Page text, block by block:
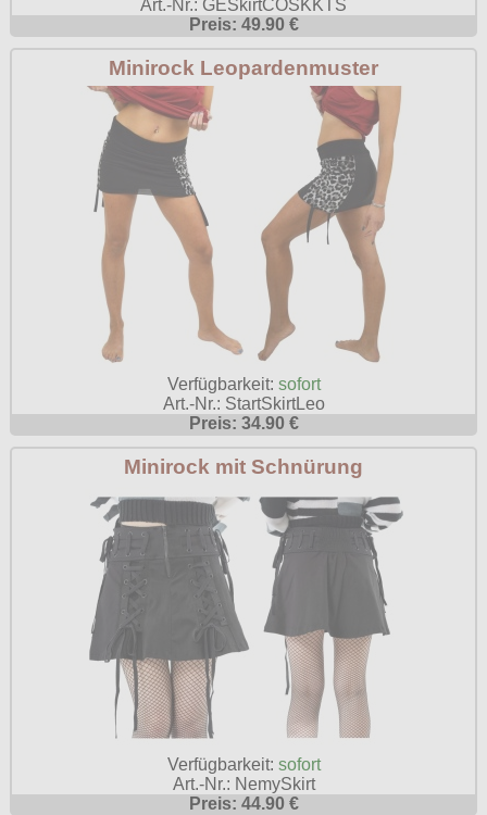
Poizen Industries
Queen of Darkness
Sinister
Spin Doctor
Surplus
Vixxsin
Voodoo Vixen
Warrior Clothing
Gothic Shop
Hot Rod
Punkrock
Art.-Nr.: GESkirtCOSKKTS
Preis: 49.90 €
Minirock Leopardenmuster
Verfügbarkeit: sofort
Art.-Nr.: StartSkirtLeo
Preis: 34.90 €
Minirock mit Schnürung
Verfügbarkeit: sofort
Art.-Nr.: NemySkirt
Preis: 44.90 €